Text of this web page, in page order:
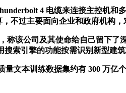
4 电缆来连接主控机和
不过主要面向企业和政府机构，
该公司及其使命给自己留下了
索引擎的功能按需识别新型建筑
本训练数据集约有 300 万亿